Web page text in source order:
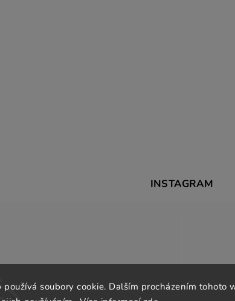
používá soubory cookie. Dalším procházením tohoto
INSTAGRAM